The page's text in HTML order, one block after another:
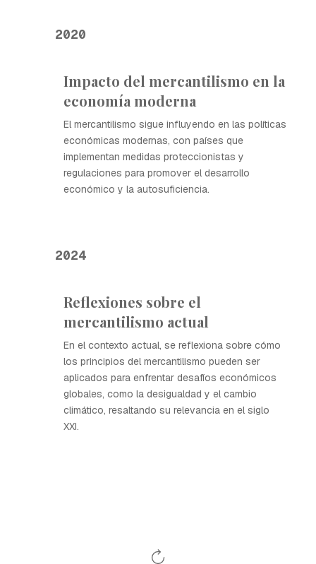
2020
Impacto del mercantilismo en la
economía moderna
El mercantilismo sigue influyendo en las políticas
económicas modernas, con países que
implementan medidas proteccionistas y
regulaciones para promover el desarrollo
económico y la autosuficiencia.
2024
Reflexiones sobre el
mercantilismo actual
En el contexto actual, se reflexiona sobre cómo
los principios del mercantilismo pueden ser
aplicados para enfrentar desafíos económicos
globales, como la desigualdad y el cambio
climático, resaltando su relevancia en el siglo
XXI.